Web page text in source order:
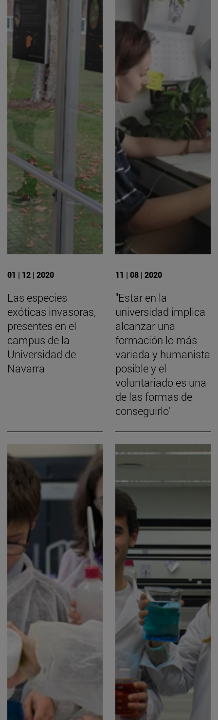
01 | 12 | 2020
Las especies
exóticas invasoras,
presentes en el
campus de la
Universidad de
Navarra
11 | 08 | 2020
"Estar en la
universidad implica
alcanzar una
formación lo más
variada y humanista
posible y el
voluntariado es una
de las formas de
conseguirlo"